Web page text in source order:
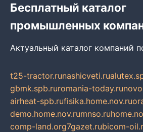
Бесплатный каталог
промышленных
Актуальный каталог компаний
t25-tractor.runashicveti.ru
gbmk.spb.ruromania-today.ru
airheat-spb.rufisika.home.nov.ru
demo.home.nov.rumnso.ru
comp-land.org7gazet.rubicom-